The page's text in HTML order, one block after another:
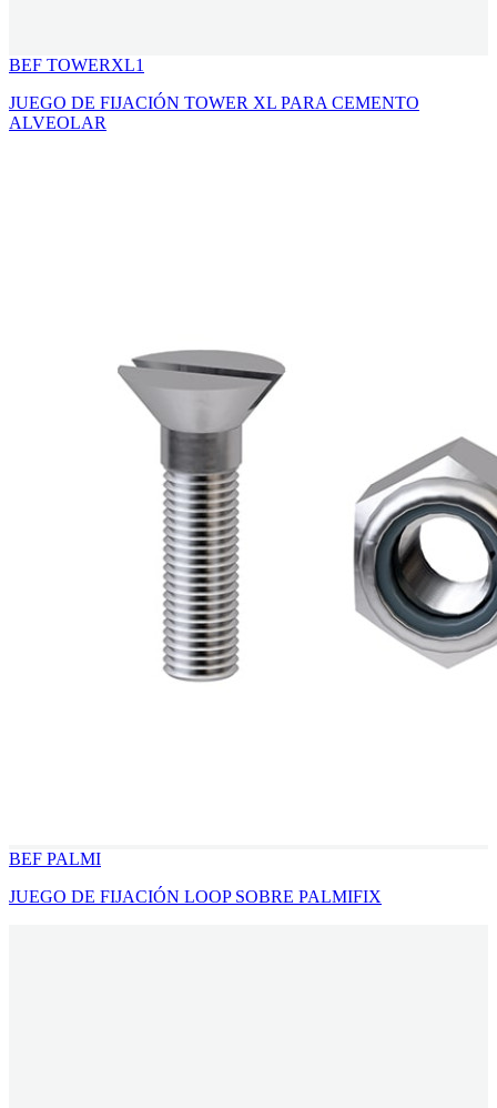
BEF TOWERXL1
JUEGO DE FIJACIÓN TOWER XL PARA CEMENTO
ALVEOLAR
BEF PALMI
JUEGO DE FIJACIÓN LOOP SOBRE PALMIFIX